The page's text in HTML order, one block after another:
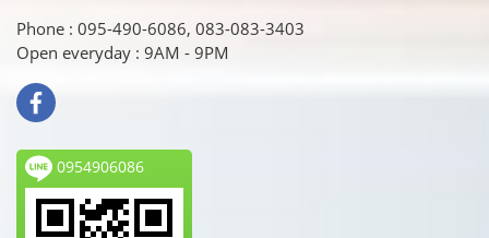
Phone : 095-490-6086, 083-083-3403
Open everyday : 9AM - 9PM
0954906086